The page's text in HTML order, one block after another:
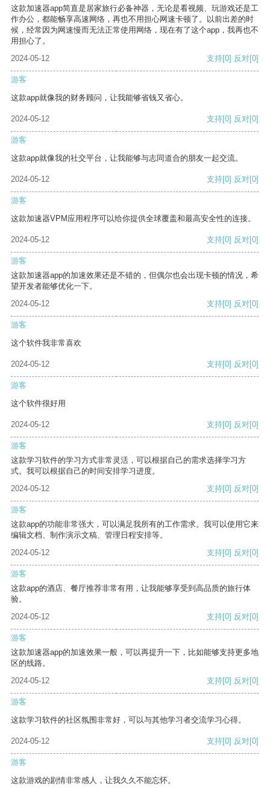
这款加速器app简直是居家旅行必备神器，无论是看视频、玩游戏还是工
作办公，都能畅享高速网络，再也不用担心网速卡顿了。以前出差的时
候，经常因为网速慢而无法正常使用网络，现在有了这个app，我再也不
用担心了。
2024-05-12
支持[0] 反对[0]
游客
这款app就像我的财务顾问，让我能够省钱又省心。
2024-05-12 支持[0] 反对[0]
游客
这款app就像我的社交平台，让我能够与志同道合的朋友一起交流。
2024-05-12 支持[0] 反对[0]
游客
这款加速器VPM应用程序可以给你提供全球覆盖和最高安全性的连接。
2024-05-12 支持[0] 反对[0]
游客
这款加速器app的加速效果还是不错的，但偶尔也会出现卡顿的情况，希
望开发者能够优化一下。
2024-05-12
支持[0] 反对[0]
游客
这个软件我非常喜欢
2024-05-12 支持[0] 反对[0]
游客
这个软件很好用
2024-05-12 支持[0] 反对[0]
游客
这款学习软件的学习方式非常灵活，可以根据自己的需求选择学习方
式。我可以根据自己的时间安排学习进度。
2024-05-12
支持[0] 反对[0]
游客
这款app的功能非常强大，可以满足我所有的工作需求。我可以使用它来
编辑文档、制作演示文稿、管理日程安排等。
2024-05-12
支持[0] 反对[0]
游客
这款app的酒店、餐厅推荐非常有用，让我能够享受到高品质的旅行体
验。
2024-05-12
支持[0] 反对[0]
游客
这款加速器app的加速效果一般，可以再提升一下，比如能够支持更多地
区的线路。
2024-05-12
支持[0] 反对[0]
游客
这款学习软件的社区氛围非常好，可以与其他学习者交流学习心得。
2024-05-12 支持[0] 反对[0]
游客
这款游戏的剧情非常感人，让我久久不能忘怀。